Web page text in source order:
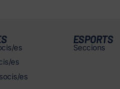
es
es
es
ESPORTS
Seccions